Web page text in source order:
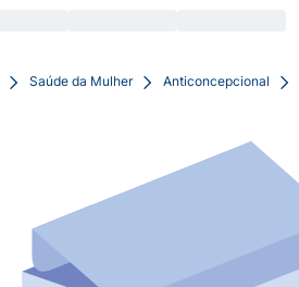
Saúde da Mulher Anticoncepcional